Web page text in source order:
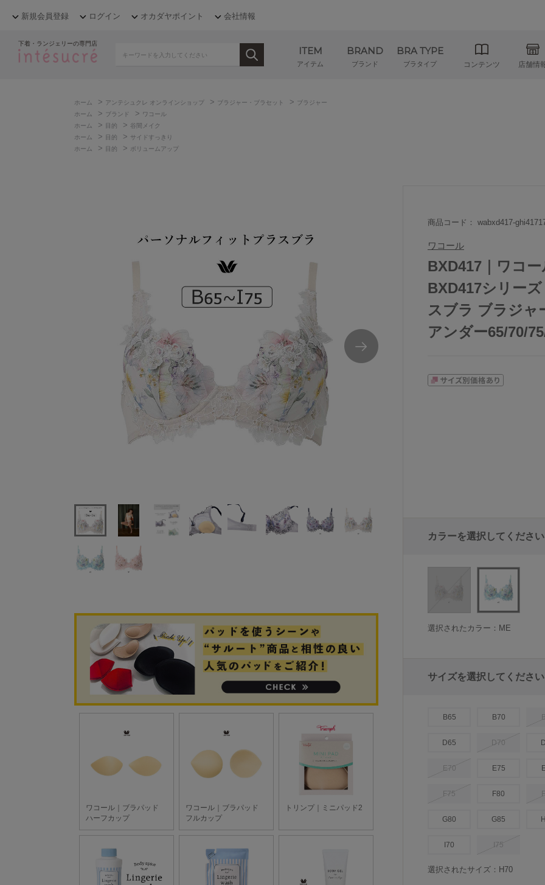
新規会員登録 ログイン オカダヤポイント 会社情報
下着・ランジェリーの専門店
ITEM
アイテム
BRAND
ブランド
BRA TYPE
ブラタイプ コンテンツ 店舗情
ホーム > アンテシュクレ オンラインショップ > ブラジャー・ブラセット > ブラジャー
ホーム
> ブランド > ワコール
ホーム
> 目的 > 谷間メイク
ホーム
> 目的 > サイドすっきり
ホーム
> 目的 > ボリュームアップ
商品コード： wabxd417-
ワコール
BXD417｜ワコ
BXD417シリー
スブラ ブラジャ
アンダー65/70/
カラーを選択してください
選択されたカラー：ME
サイズを選択してください
B65 B70
D65 D70
E70 E75
F75 F80
G80 G85
I70 I75
選択されたサイズ：H70